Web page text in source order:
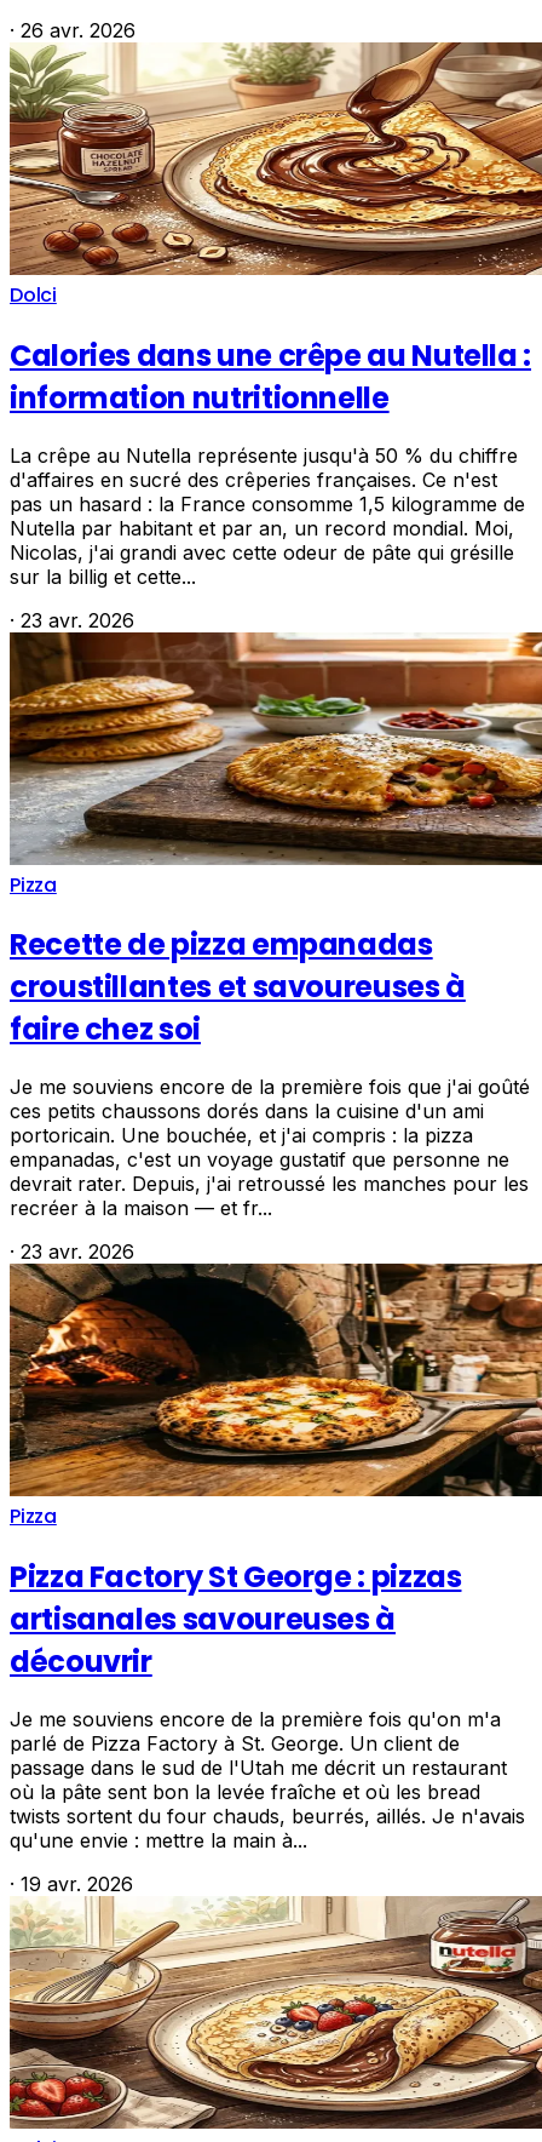
· 26 avr. 2026
Dolci
Calories dans une crêpe au Nutella :
information nutritionnelle
La crêpe au Nutella représente jusqu'à 50 % du chiffre
d'affaires en sucré des crêperies françaises. Ce n'est
pas un hasard : la France consomme 1,5 kilogramme de
Nutella par habitant et par an, un record mondial. Moi,
Nicolas, j'ai grandi avec cette odeur de pâte qui grésille
sur la billig et cette...
· 23 avr. 2026
Pizza
Recette de pizza empanadas
croustillantes et savoureuses à
faire chez soi
Je me souviens encore de la première fois que j'ai goûté
ces petits chaussons dorés dans la cuisine d'un ami
portoricain. Une bouchée, et j'ai compris : la pizza
empanadas, c'est un voyage gustatif que personne ne
devrait rater. Depuis, j'ai retroussé les manches pour les
recréer à la maison — et fr...
· 23 avr. 2026
Pizza
Pizza Factory St George : pizzas
artisanales savoureuses à
découvrir
Je me souviens encore de la première fois qu'on m'a
parlé de Pizza Factory à St. George. Un client de
passage dans le sud de l'Utah me décrit un restaurant
où la pâte sent bon la levée fraîche et où les bread
twists sortent du four chauds, beurrés, aillés. Je n'avais
qu'une envie : mettre la main à...
· 19 avr. 2026